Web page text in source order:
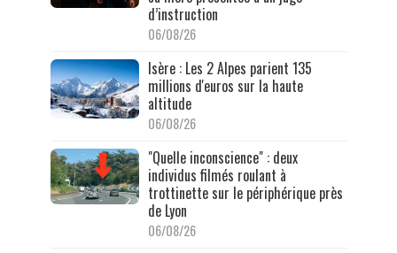
d’instruction
06/08/26
Isère : Les 2 Alpes parient 135
millions d'euros sur la haute
altitude
06/08/26
"Quelle inconscience" : deux
individus filmés roulant à
trottinette sur le périphérique près
de Lyon
06/08/26